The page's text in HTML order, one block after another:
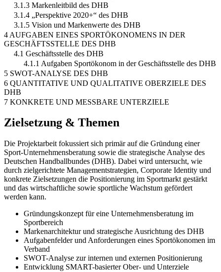
3.1.3 Markenleitbild des DHB
3.1.4 „Perspektive 2020+“ des DHB
3.1.5 Vision und Markenwerte des DHB
4 AUFGABEN EINES SPORTÖKONOMENS IN DER
GESCHÄFTSSTELLE DES DHB
4.1 Geschäftsstelle des DHB
4.1.1 Aufgaben Sportökonom in der Geschäftsstelle des DHB
5 SWOT-ANALYSE DES DHB
6 QUANTITATIVE UND QUALITATIVE OBERZIELE DES
DHB
7 KONKRETE UND MESSBARE UNTERZIELE
Zielsetzung & Themen
Die Projektarbeit fokussiert sich primär auf die Gründung einer
Sport-Unternehmensberatung sowie die strategische Analyse des
Deutschen Handballbundes (DHB). Dabei wird untersucht, wie
durch zielgerichtete Managementstrategien, Corporate Identity und
konkrete Zielsetzungen die Positionierung im Sportmarkt gestärkt
und das wirtschaftliche sowie sportliche Wachstum gefördert
werden kann.
Gründungskonzept für eine Unternehmensberatung im
Sportbereich
Markenarchitektur und strategische Ausrichtung des DHB
Aufgabenfelder und Anforderungen eines Sportökonomen im
Verband
SWOT-Analyse zur internen und externen Positionierung
Entwicklung SMART-basierter Ober- und Unterziele